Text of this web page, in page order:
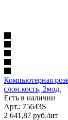
Компьютерная
слон.кость, 2мод.
Есть в наличии
Арт.: 75643S
2 641,87 руб./шт